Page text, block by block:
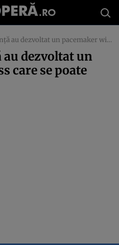
un pacemaker wireless care se poate dizolva în corp
dezvoltat un
care se poate